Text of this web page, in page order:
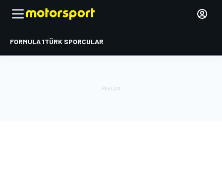
FORMULA 1TÜRK SPORCULAR